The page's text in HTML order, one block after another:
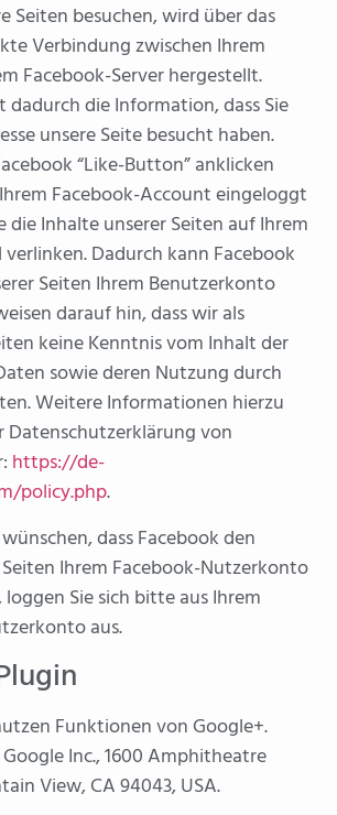
Seiten besuchen, wird über das
Verbindung zwischen Ihrem
Facebook-Server hergestellt.
dadurch die Information, dass Sie
unsere Seite besucht haben.
“Like-Button” anklicken
Facebook-Account eingeloggt
die Inhalte unserer Seiten auf Ihrem
Dadurch kann Facebook
Seiten Ihrem Benutzerkonto
darauf hin, dass wir als
keine Kenntnis vom Inhalt der
sowie deren Nutzung durch
Weitere Informationen hierzu
Datenschutzerklärung von
https://de-
policy.php.
dass Facebook den
Ihrem Facebook-Nutzerkonto
Sie sich bitte aus Ihrem
aus.
Funktionen von Google+.
Inc., 1600 Amphitheatre
View, CA 94043, USA.